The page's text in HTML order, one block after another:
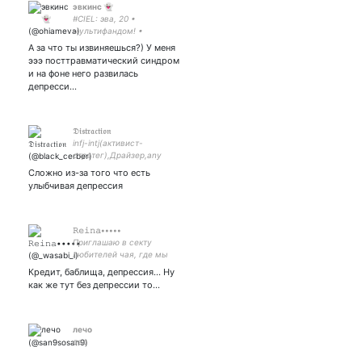
эвкинс 👻
#CIEL: эва, 20 •
мультифандом! •
творчество и мысли в слух
| #blackbutler #bsd #hp #spn
#sherlock | саппорт:
А за что ты извиняешься?) У меня
эээ посттравматический синдром
и на фоне него развилась
депресси…
𝔇𝔦𝔰𝔱𝔯𝔞𝔠𝔱𝔦𝔬𝔫
infj-intj(активист-
стратег),Драйзер,any
фандомный///Олег Волков
- 100% Достоевский///
радикально
Сложно из-за того что есть
улыбчивая депрессия
𝚁𝚎𝚒𝚗𝚊•••••
Приглашаю в секту
любителей чая, где мы
смотреть аниме🍵 Арми-
Небожужелица
Кредит, баблища, депрессия... Ну
как же тут без депрессии то...
лечо
дед